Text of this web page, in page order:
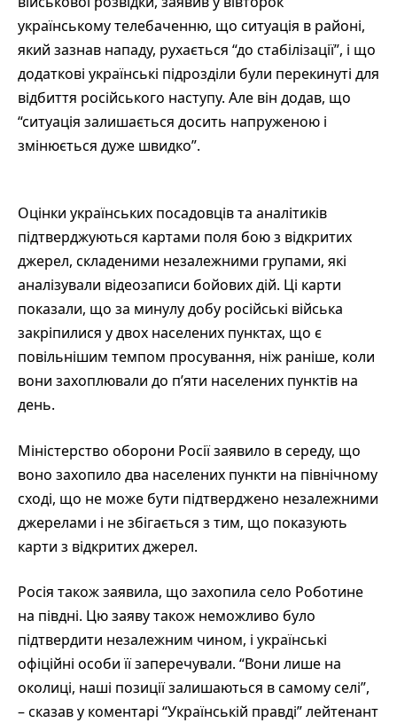
українському телебаченню, що ситуація в районі,
який зазнав нападу, рухається “до стабілізації”, і що
додаткові українські підрозділи були перекинуті для
відбиття російського наступу. Але він додав, що
“ситуація залишається досить напруженою і
змінюється дуже швидко”.
Оцінки українських посадовців та аналітиків
підтверджуються картами поля бою з відкритих
джерел, складеними незалежними групами, які
аналізували відеозаписи бойових дій. Ці карти
показали, що за минулу добу російські війська
закріпилися у двох населених пунктах, що є
повільнішим темпом просування, ніж раніше, коли
вони захоплювали до п’яти населених пунктів на
день.
Міністерство оборони Росії заявило в середу, що
воно захопило два населених пункти на північному
сході, що не може бути підтверджено незалежними
джерелами і не збігається з тим, що показують
карти з відкритих джерел.
Росія також заявила, що захопила село Роботине
на півдні. Цю заяву також неможливо було
підтвердити незалежним чином, і українські
офіційні особи її заперечували. “Вони лише на
околиці, наші позиції залишаються в самому селі”,
– сказав у коментарі “Українській правді” лейтенант